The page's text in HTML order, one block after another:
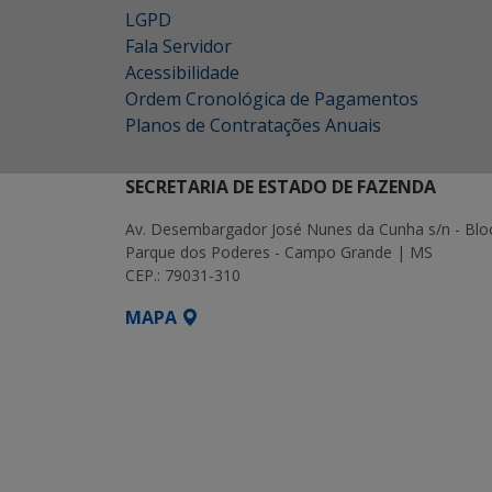
LGPD
Fala Servidor
Acessibilidade
Ordem Cronológica de Pagamentos
Planos de Contratações Anuais
SECRETARIA DE ESTADO DE FAZENDA
Av. Desembargador José Nunes da Cunha s/n -
Parque dos Poderes - Campo Grande | MS
CEP.: 79031-310
MAPA